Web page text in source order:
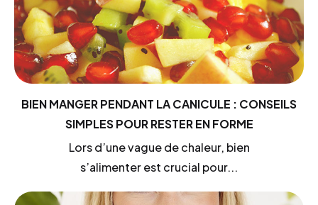
BIEN MANGER PENDANT LA CANICULE : CONSEILS
SIMPLES POUR RESTER EN FORME
Lors d’une vague de chaleur, bien
s’alimenter est crucial pour...